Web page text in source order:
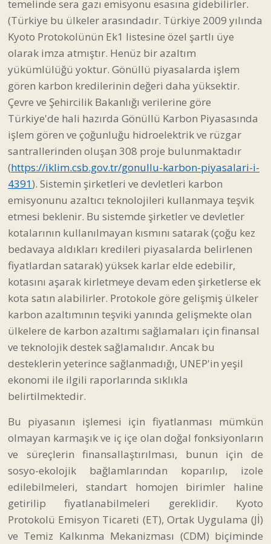
temelinde sera gazı emisyonu esasına gidebilirler.
(Türkiye bu ülkeler arasındadır. Türkiye 2009 yılında
Kyoto Protokolünün Ek1 listesine özel şartlı üye
olarak imza atmıştır. Henüz bir azaltım
yükümlülüğü yoktur. Gönüllü piyasalarda işlem
gören karbon kredilerinin değeri daha yüksektir.
Çevre ve Şehircilik Bakanlığı verilerine göre
Türkiye'de hali hazırda Gönüllü Karbon Piyasasında
işlem gören ve çoğunluğu hidroelektrik ve rüzgar
santrallerinden oluşan 308 proje bulunmaktadır
(https://iklim.csb.gov.tr/gonullu-karbon-piyasalari-i-
4391). Sistemin şirketleri ve devletleri karbon
emisyonunu azaltıcı teknolojileri kullanmaya teşvik
etmesi beklenir. Bu sistemde şirketler ve devletler
kotalarının kullanılmayan kısmını satarak (çoğu kez
bedavaya aldıkları kredileri piyasalarda belirlenen
fiyatlardan satarak) yüksek karlar elde edebilir,
kotasını aşarak kirletmeye devam eden şirketlerse ek
kota satın alabilirler. Protokole göre gelişmiş ülkeler
karbon azaltımının teşviki yanında gelişmekte olan
ülkelere de karbon azaltımı sağlamaları için finansal
ve teknolojik destek sağlamalıdır. Ancak bu
desteklerin yeterince sağlanmadığı, UNEP'in yeşil
ekonomi ile ilgili raporlarında sıklıkla
belirtilmektedir.
Bu piyasanın işlemesi için fiyatlanması mümkün
olmayan karmaşık ve iç içe olan doğal fonksiyonların
ve süreçlerin finansallaştırılması, bunun için de
sosyo-ekolojik bağlamlarından koparılıp, izole
edilebilmeleri, standart homojen birimler haline
getirilip fiyatlanabilmeleri gereklidir. Kyoto
Protokolü Emisyon Ticareti (ET), Ortak Uygulama (Jİ)
ve Temiz Kalkınma Mekanizması (CDM) biçiminde